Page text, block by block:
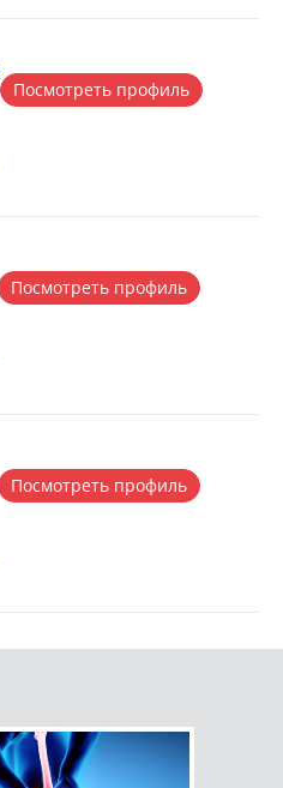
Посмотреть профиль
Посмотреть профиль
Посмотреть профиль